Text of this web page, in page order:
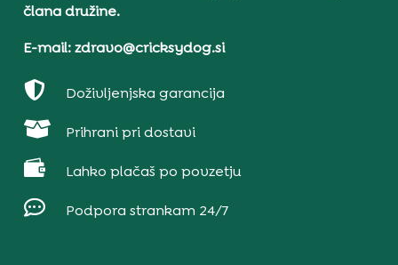
člana družine.
E-mail: zdravo@cricksydog.si
 Doživljenjska garancija
 Prihrani pri dostavi
 Lahko plačaš po povzetju
 Podpora strankam 24/7